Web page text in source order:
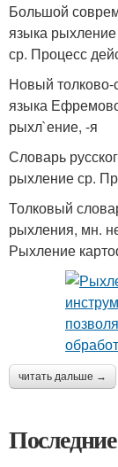
Большой
языка рыхление
ср. Процесс
Новый толково-
языка
рыхл`ение, -я
Словарь
рыхление ср.
Толковый
рыхления, мн.
Рыхление
читать дальше →